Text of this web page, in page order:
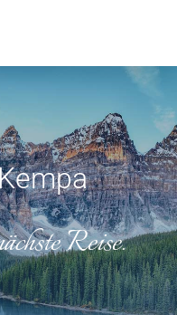
Reise.